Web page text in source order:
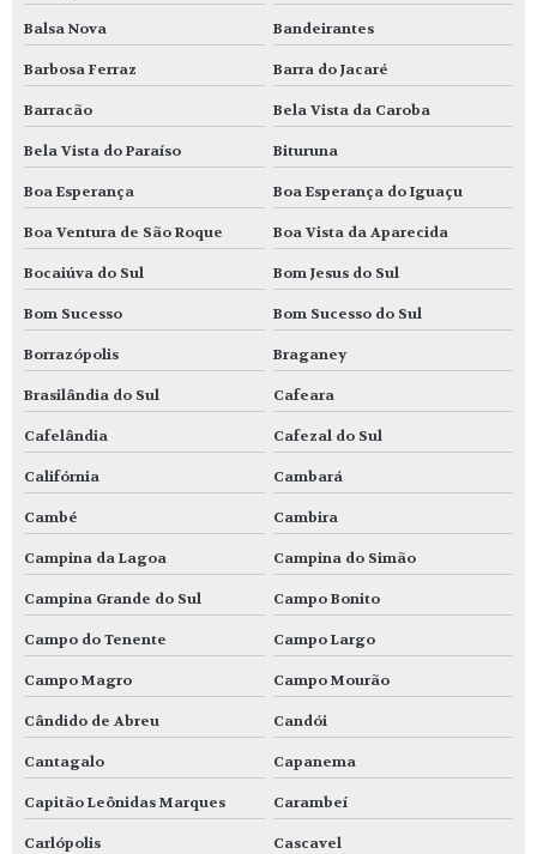
Balsa Nova Bandeirantes
Barbosa Ferraz Barra do Jacaré
Barracão Bela Vista da Caroba
Bela Vista do Paraíso Bituruna
Boa Esperança Boa Esperança do Iguaçu
Boa Ventura de São Roque Boa Vista da Aparecida
Bocaiúva do Sul Bom Jesus do Sul
Bom Sucesso Bom Sucesso do Sul
Borrazópolis Braganey
Brasilândia do Sul Cafeara
Cafelândia Cafezal do Sul
Califórnia Cambará
Cambé Cambira
Campina da Lagoa Campina do Simão
Campina Grande do Sul Campo Bonito
Campo do Tenente Campo Largo
Campo Magro Campo Mourão
Cândido de Abreu Candói
Cantagalo Capanema
Capitão Leônidas Marques Carambeí
Carlópolis Cascavel